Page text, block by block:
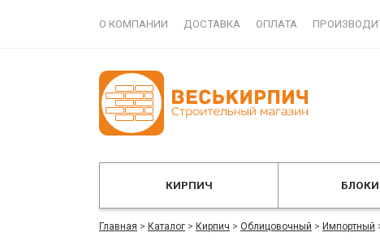
О КОМПАНИИ ДОСТАВКА ОПЛАТА
КИРПИЧ БЛОКИ
Главная > Каталог > Кирпич > Облицовочный > Импортный